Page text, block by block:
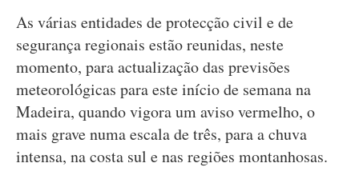
As várias entidades de protecção civil e de
segurança regionais estão reunidas, neste
momento, para actualização das previsões
meteorológicas para este início de semana na
Madeira, quando vigora um aviso vermelho, o
mais grave numa escala de três, para a chuva
intensa, na costa sul e nas regiões montanhosas.